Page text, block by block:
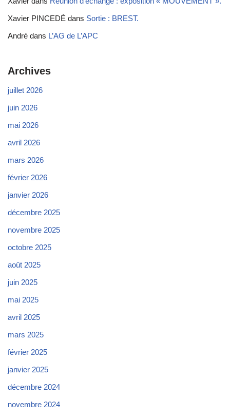
Xavier PINCEDÉ dans Sortie : BREST.
André dans L’AG de L’APC
Archives
juillet 2026
juin 2026
mai 2026
avril 2026
mars 2026
février 2026
janvier 2026
décembre 2025
novembre 2025
octobre 2025
août 2025
juin 2025
mai 2025
avril 2025
mars 2025
février 2025
janvier 2025
décembre 2024
novembre 2024